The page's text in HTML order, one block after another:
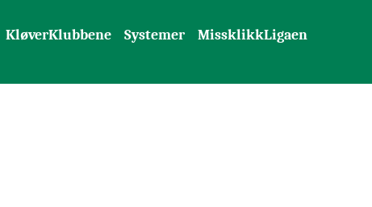
KløverKlubbene Systemer MissklikkLigaen